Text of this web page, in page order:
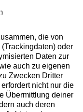
die von
oder
Daten zur
auch zu eigenen
Zwecken Dritter
nicht nur die
Übermittlung deiner
auch deren